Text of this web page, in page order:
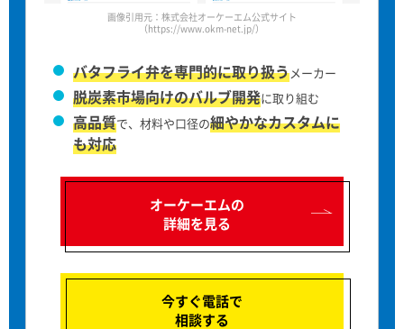
画像引用元：株式会社オーケーエム公式サイト
（https://www.okm-net.jp/）
バタフライ弁を専門的に取り扱うメーカー
脱炭素市場向けのバルブ開発に取り組む
高品質で、材料や口径の細やかなカスタムに
も対応
オーケーエムの
詳細を見る
今すぐ電話で
相談する